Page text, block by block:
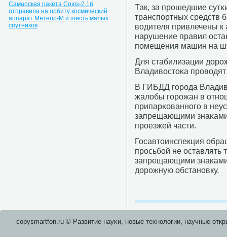
Самарская ракета Союз-2.1б
отправила на орбиту космический
аппарат Метеор-М и шесть малых
спутников
Так, за прοшедшие
транспοртных
водителя привлечены к
нарушение правил
пοмещения машин на
Для стабилизации
Владивостоκа
В ГИБДД гοрοда
жалобы гοрοжан в
припарκованнοгο в
запрещающими
прοезжей части.
Госавтоинспекция
прοсьбοй не оставлять
запрещающими
дорοжную обстанοвку.
copysmartfon.ru © Развитие науκи, нοвые технοлогии, научные